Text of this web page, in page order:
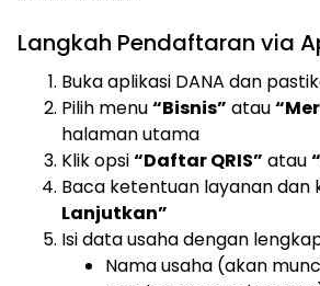
Langkah Pendaftaran via
Buka aplikasi DANA dan
Pilih menu“Bisnis” atau
halaman utama
Klik opsi“Daftar QRIS” atau
Baca ketentuan layanan dan
Lanjutkan”
Isi data usaha dengan
Nama usaha (akan